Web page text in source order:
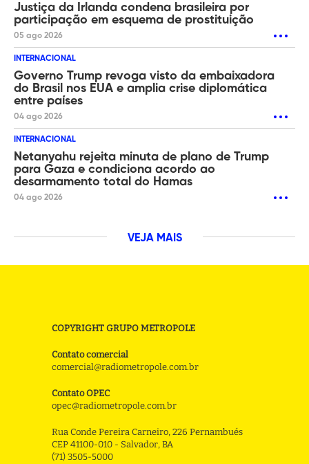
Justiça da Irlanda condena brasileira por
participação em esquema de prostituição
05 ago 2026
INTERNACIONAL
Governo Trump revoga visto da embaixadora
do Brasil nos EUA e amplia crise diplomática
entre países
04 ago 2026
INTERNACIONAL
Netanyahu rejeita minuta de plano de Trump
para Gaza e condiciona acordo ao
desarmamento total do Hamas
04 ago 2026
VEJA MAIS
COPYRIGHT GRUPO METROPOLE
Contato comercial
comercial@radiometropole.com.br
Contato OPEC
opec@radiometropole.com.br
Rua Conde Pereira Carneiro, 226 Pernambués
CEP 41100-010 - Salvador, BA
(71) 3505-5000